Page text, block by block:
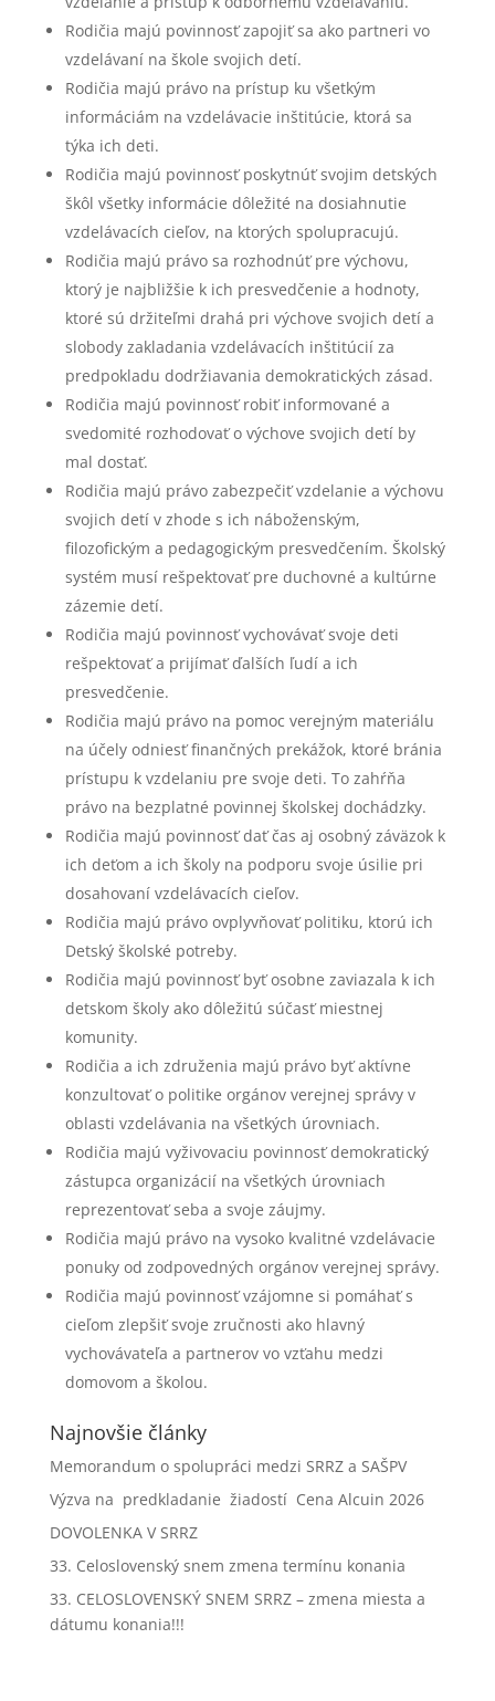
Rodičia majú povinnosť zapojiť sa ako partneri vo
vzdelávaní na škole svojich detí.
Rodičia majú právo na prístup ku všetkým
informáciám na vzdelávacie inštitúcie, ktorá sa
týka ich deti.
Rodičia majú povinnosť poskytnúť svojim detských
škôl všetky informácie dôležité na dosiahnutie
vzdelávacích cieľov, na ktorých spolupracujú.
Rodičia majú právo sa rozhodnúť pre výchovu,
ktorý je najbližšie k ich presvedčenie a hodnoty,
ktoré sú držiteľmi drahá pri výchove svojich detí a
slobody zakladania vzdelávacích inštitúcií za
predpokladu dodržiavania demokratických zásad.
Rodičia majú povinnosť robiť informované a
svedomité rozhodovať o výchove svojich detí by
mal dostať.
Rodičia majú právo zabezpečiť vzdelanie a výchovu
svojich detí v zhode s ich náboženským,
filozofickým a pedagogickým presvedčením. Školský
systém musí rešpektovať pre duchovné a kultúrne
zázemie detí.
Rodičia majú povinnosť vychovávať svoje deti
rešpektovať a prijímať ďalších ľudí a ich
presvedčenie.
Rodičia majú právo na pomoc verejným materiálu
na účely odniesť finančných prekážok, ktoré bránia
prístupu k vzdelaniu pre svoje deti. To zahŕňa
právo na bezplatné povinnej školskej dochádzky.
Rodičia majú povinnosť dať čas aj osobný záväzok k
ich deťom a ich školy na podporu svoje úsilie pri
dosahovaní vzdelávacích cieľov.
Rodičia majú právo ovplyvňovať politiku, ktorú ich
Detský školské potreby.
Rodičia majú povinnosť byť osobne zaviazala k ich
detskom školy ako dôležitú súčasť miestnej
komunity.
Rodičia a ich združenia majú právo byť aktívne
konzultovať o politike orgánov verejnej správy v
oblasti vzdelávania na všetkých úrovniach.
Rodičia majú vyživovaciu povinnosť demokratický
zástupca organizácií na všetkých úrovniach
reprezentovať seba a svoje záujmy.
Rodičia majú právo na vysoko kvalitné vzdelávacie
ponuky od zodpovedných orgánov verejnej správy.
Rodičia majú povinnosť vzájomne si pomáhať s
cieľom zlepšiť svoje zručnosti ako hlavný
vychovávateľa a partnerov vo vzťahu medzi
domovom a školou.
Najnovšie články
Memorandum o spolupráci medzi SRRZ a SAŠPV
Výzva na predkladanie žiadostí Cena Alcuin 2026
DOVOLENKA V SRRZ
33. Celoslovenský snem zmena termínu konania
33. CELOSLOVENSKÝ SNEM SRRZ – zmena miesta a
dátumu konania!!!